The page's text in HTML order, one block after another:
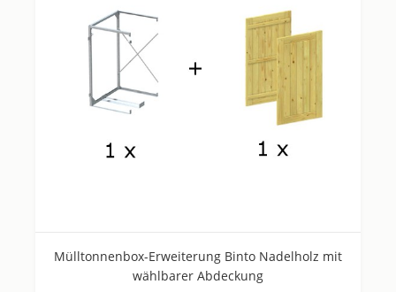
Mülltonnenbox-Erweiterung Binto Nadelholz mit
wählbarer Abdeckung